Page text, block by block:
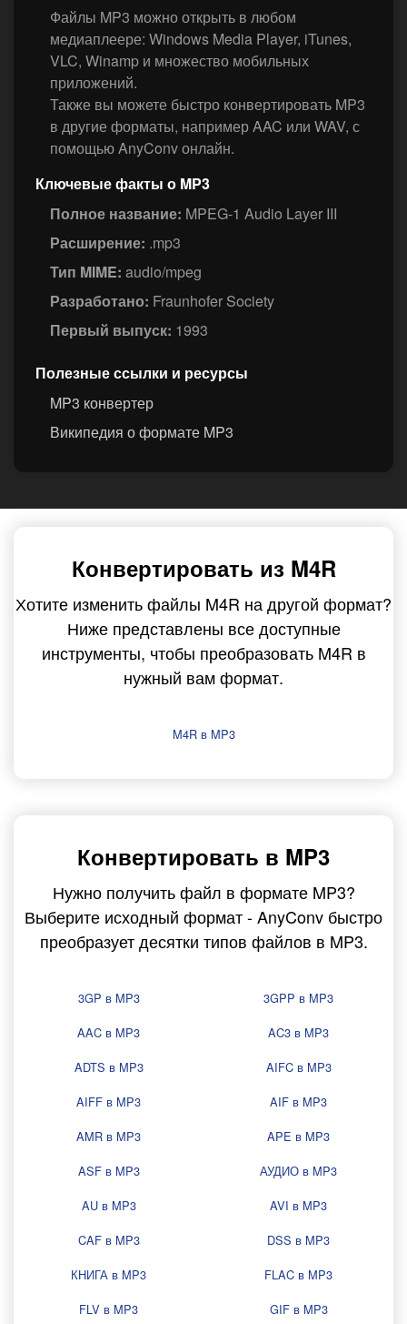
Файлы MP3 можно открыть в любом
медиаплеере: Windows Media Player, iTunes,
VLC, Winamp и множество мобильных
приложений.
Также вы можете быстро конвертировать MP3
в другие форматы, например AAC или WAV, с
помощью AnyConv онлайн.
Ключевые факты о MP3
Полное название: MPEG-1 Audio Layer III
Расширение: .mp3
Тип MIME: audio/mpeg
Разработано: Fraunhofer Society
Первый выпуск: 1993
Полезные ссылки и ресурсы
MP3 конвертер
Википедия о формате MP3
Конвертировать из M4R
Хотите изменить файлы M4R на другой формат?
Ниже представлены все доступные
инструменты, чтобы преобразовать M4R в
нужный вам формат.
M4R в MP3
Конвертировать в MP3
Нужно получить файл в формате MP3?
Выберите исходный формат - AnyConv быстро
преобразует десятки типов файлов в MP3.
3GP в MP3
3GPP в MP3
AAC в MP3
AC3 в MP3
ADTS в MP3
AIFC в MP3
AIFF в MP3
AIF в MP3
AMR в MP3
APE в MP3
ASF в MP3
АУДИО в MP3
AU в MP3
AVI в MP3
CAF в MP3
DSS в MP3
КНИГА в MP3
FLAC в MP3
FLV в MP3
GIF в MP3